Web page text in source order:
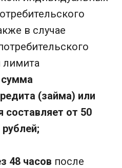
в случае
лимита
сумма
(займа) или
составляет от 50
48 часов после